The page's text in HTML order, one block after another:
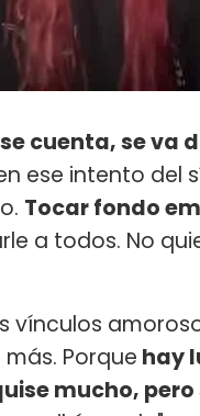
cuenta, se va
ese intento del
Tocar fondo
a todos. No
vínculos
Porque hay
mucho,